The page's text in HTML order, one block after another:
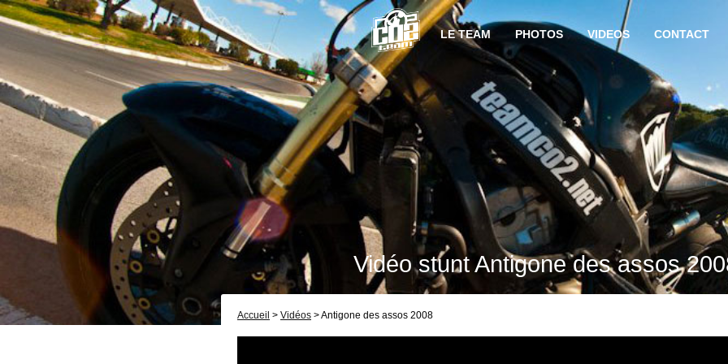
LE TEAM PHOTOS VIDEOS CONTACT
Vidéo stunt Antigone des assos
Accueil > Vidéos > Antigone des assos 2008